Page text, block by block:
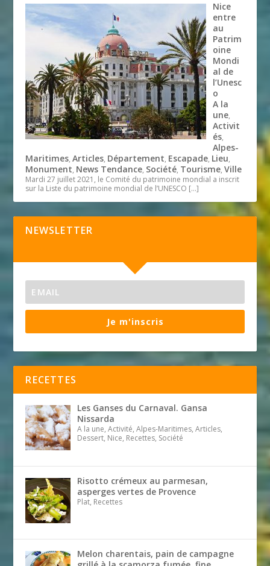
Nice
entre
au
Patrim
oine
Mondi
al de
l’Unesc
o
A la
une,
Activit
és,
Alpes-
Maritimes,Articles, Département, Escapade, Lieu,
Monument, News Tendance, Société, Tourisme,Ville
Mardi 27 juillet 2021, le Comité du patrimoine mondial a inscrit
sur la Liste du patrimoine mondial de l’UNESCO […]
NEWSLETTER
Je m'inscris
RECETTES
Les Ganses du Carnaval. Gansa
Nissarda
A la une, Activité, Alpes-Maritimes, Articles,
Dessert, Nice, Recettes, Société
Risotto crémeux au parmesan,
asperges vertes de Provence
Plat, Recettes
Melon charentais, pain de campagne